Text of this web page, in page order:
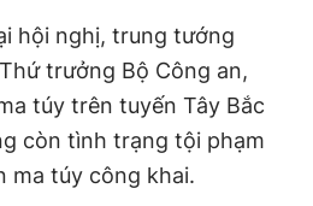
hội nghị, trung tướng
trưởng Bộ Công an,
túy trên tuyến Tây Bắc
còn tình trạng tội phạm
ma túy công khai.